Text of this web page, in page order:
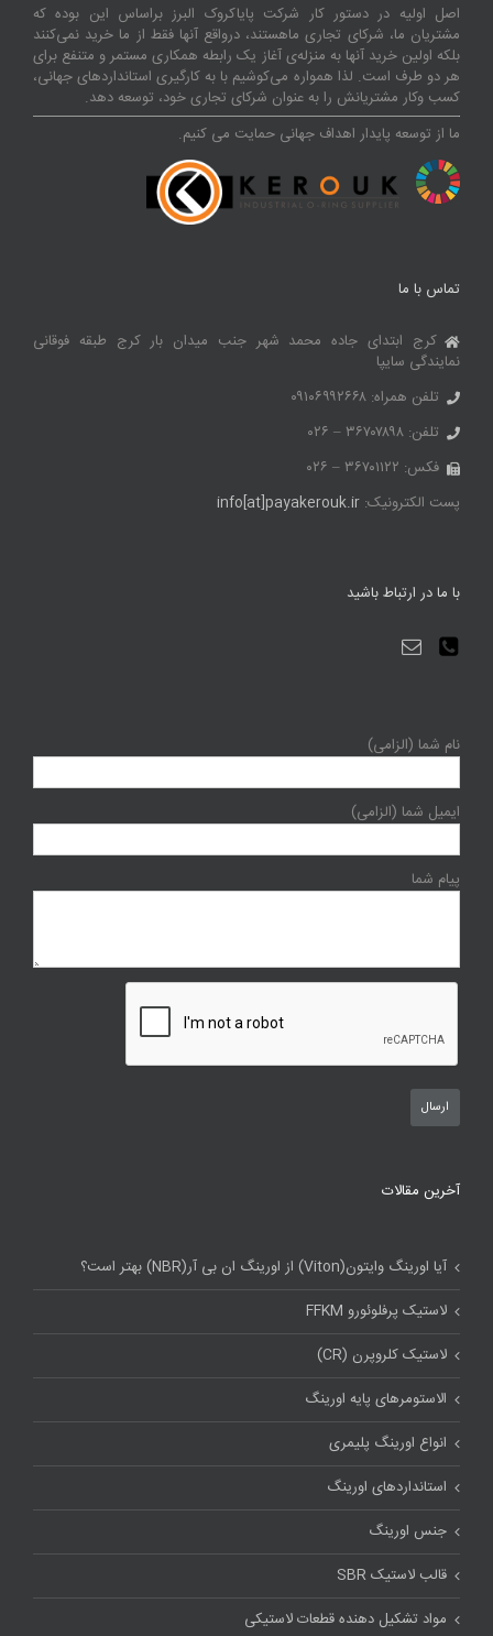
اصل اولیه در دستور کار شرکت پایاکروک البرز براساس این بوده که
مشتریان ما، شرکای تجاری ماهستند، درواقع آنها فقط از ما خرید نمی‌کنند
بلکه اولین خرید آنها به منزله‌ی آغاز یک رابطه همکاری مستمر و متنفع برای
هر دو طرف است. لذا همواره می‌کوشیم با به کارگیری استانداردهای جهانی،
کسب‌ و‌کار مشتریانش را به عنوان شرکای تجاری خود، توسعه دهد.
ما از توسعه پایدار اهداف جهانی حمایت می کنیم.
تماس با ما
کرج ابتدای جاده محمد شهر جنب میدان بار کرج طبقه فوقانی
نمایندگی سایپا
تلفن همراه: ۰۹۱۰۶۹۹۲۶۶۸
تلفن: ۳۶۷۰۷۸۹۸ – ۰۲۶
فکس: ۳۶۷۰۱۱۲۲ – ۰۲۶
پست الکترونیک: info[at]payakerouk.ir
با ما در ارتباط باشید
نام شما (الزامی)
ایمیل شما (الزامی)
پیام شما
آخرین مقالات
آیا اورینگ وایتون(Viton) از اورینگ ان بی آر(NBR) بهتر است؟
لاستیک پرفلوئورو FFKM
لاستیک کلروپرن (CR)
الاستومرهای پایه اورینگ
انواع اورینگ پلیمری
استاندارد‌های اورینگ
جنس اورینگ
قالب لاستیک SBR
مواد تشکیل دهنده قطعات لاستیکی